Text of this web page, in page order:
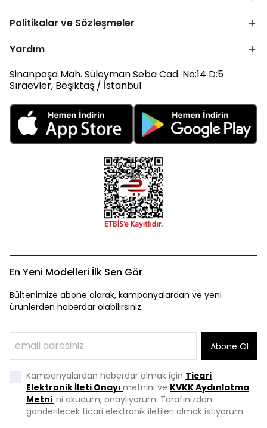
Politikalar ve Sözleşmeler
Yardım
Sinanpaşa Mah. Süleyman Seba Cad. No:14 D:5
Sıraevler, Beşiktaş / İstanbul
En Yeni Modelleri İlk Sen Gör
Bültenimize abone olarak, kampanyalardan ve yeni
ürünlerden haberdar olabilirsiniz.
Abone Ol
Kampanyalardan haberdar olmak için Ticari
Elektronik İleti Onayı metnini ve KVKK Aydınlatma
Metni'ni okudum, onaylıyorum. Tarafınızdan
gönderilecek ticari elektronik iletileri almak istiyorum.